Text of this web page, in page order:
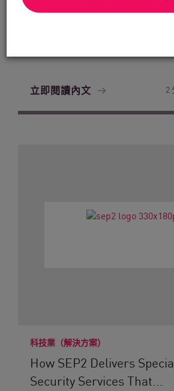
金融服務
立即閱讀內文 2
科技業（解決方案）
How SEP2 Delivers
Security Services That...